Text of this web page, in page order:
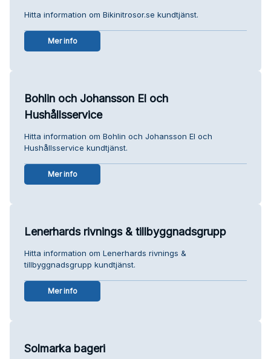
Hitta information om Bikinitrosor.se kundtjänst.
Mer info
Bohlin och Johansson El och
Hushållsservice
Hitta information om Bohlin och Johansson El och
Hushållsservice kundtjänst.
Mer info
Lenerhards rivnings & tillbyggnadsgrupp
Hitta information om Lenerhards rivnings &
tillbyggnadsgrupp kundtjänst.
Mer info
Solmarka bageri